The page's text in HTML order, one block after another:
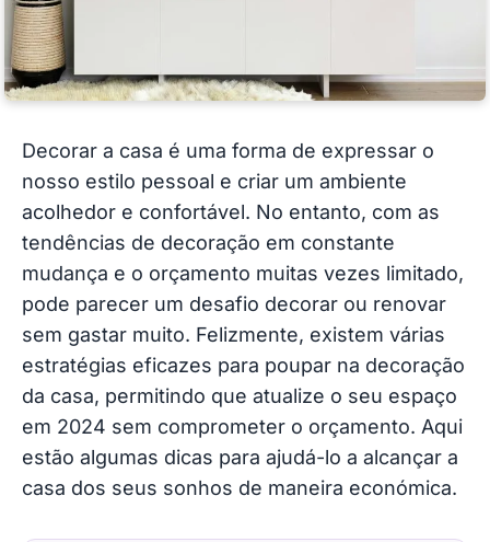
Decorar a casa é uma forma de expressar o
nosso estilo pessoal e criar um ambiente
acolhedor e confortável. No entanto, com as
tendências de decoração em constante
mudança e o orçamento muitas vezes limitado,
pode parecer um desafio decorar ou renovar
sem gastar muito. Felizmente, existem várias
estratégias eficazes para poupar na decoração
da casa, permitindo que atualize o seu espaço
em 2024 sem comprometer o orçamento. Aqui
estão algumas dicas para ajudá-lo a alcançar a
casa dos seus sonhos de maneira económica.